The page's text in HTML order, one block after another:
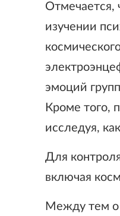
Отмечается,
изучении
эмоций
Кроме того,
исследуя,
Для
включая
Между тем о